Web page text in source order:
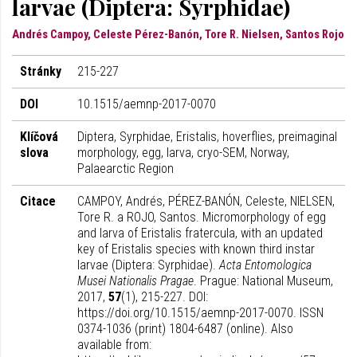
larvae (Diptera: Syrphidae)
Andrés Campoy, Celeste Pérez-Banón, Tore R. Nielsen, Santos Rojo
Stránky 215-227
DOI 10.1515/aemnp-2017-0070
Klíčová
slova
Diptera, Syrphidae, Eristalis, hoverflies, preimaginal
morphology, egg, larva, cryo-SEM, Norway,
Palaearctic Region
Citace
CAMPOY, Andrés, PÉREZ-BANÓN, Celeste, NIELSEN,
Tore R. a ROJO, Santos. Micromorphology of egg
and larva of Eristalis fratercula, with an updated
key of Eristalis species with known third instar
larvae (Diptera: Syrphidae).Acta Entomologica
Musei Nationalis Pragae. Prague: National Museum,
2017, 57(1), 215-227. DOI:
https://doi.org/10.1515/aemnp-2017-0070. ISSN
0374-1036 (print) 1804-6487 (online). Also
available from: